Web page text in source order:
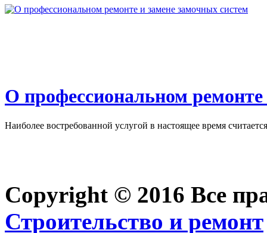
О профессиональном
Наиболее востребованной услугой в настоящее время
Copyright © 2016 Все
Строительство и ремонт